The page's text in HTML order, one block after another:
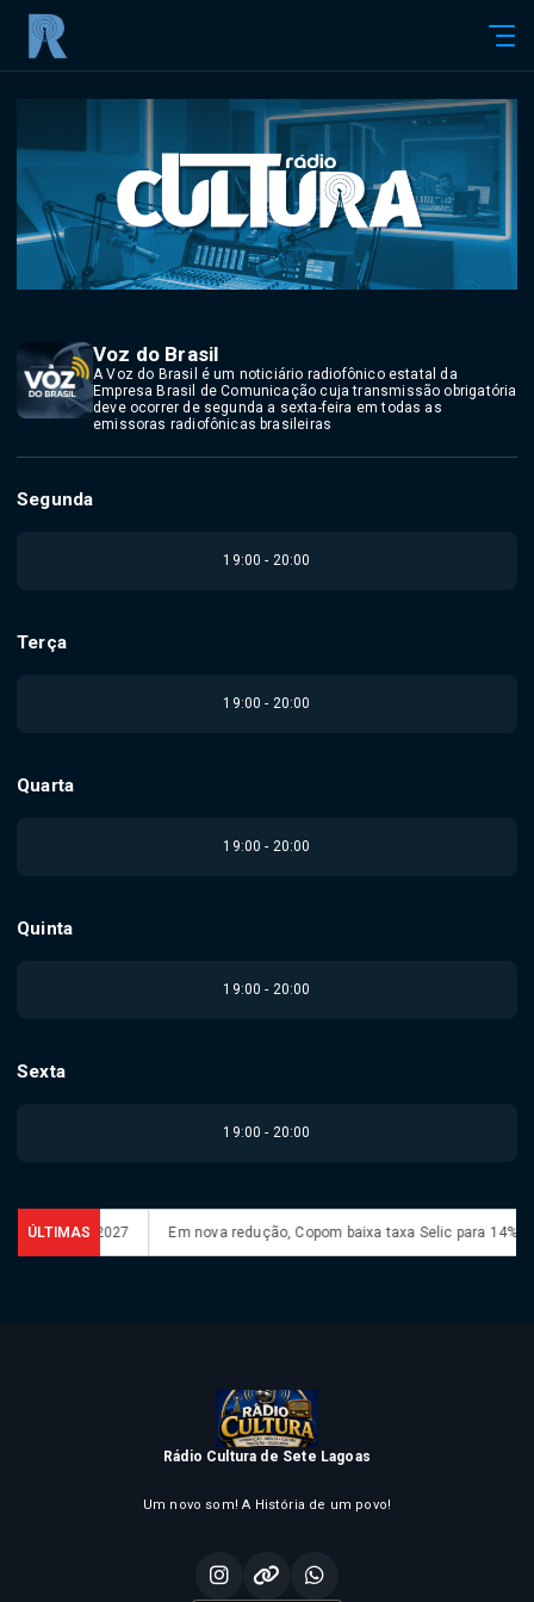
Voz do Brasil
A Voz do Brasil é um noticiário radiofônico estatal da
Empresa Brasil de Comunicação cuja transmissão obrigatória
deve ocorrer de segunda a sexta-feira em todas as
emissoras radiofônicas brasileiras
Segunda
19:00 - 20:00
Terça
19:00 - 20:00
Quarta
19:00 - 20:00
Quinta
19:00 - 20:00
Sexta
19:00 - 20:00
ÚLTIMAS
em 2027 Em nova redução, Copom baixa taxa Selic para 14% ao
Rádio Cultura de Sete Lagoas
Um novo som! A História de um povo!